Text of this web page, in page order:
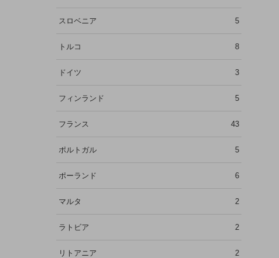
スロベニア 5
トルコ 8
ドイツ 3
フィンランド 5
フランス 43
ポルトガル 5
ポーランド 6
マルタ 2
ラトビア 2
リトアニア 2